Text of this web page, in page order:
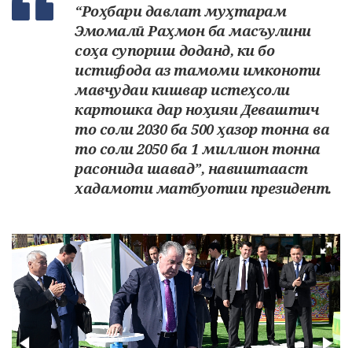
“Роҳбари давлат муҳтарам
Эмомалӣ Раҳмон ба масъулини
соҳа супориш доданд, ки бо
истифода аз тамоми имконоти
мавҷудаи кишвар истеҳсоли
картошка дар ноҳияи Деваштич
то соли 2030 ба 500 ҳазор тонна ва
то соли 2050 ба 1 миллион тонна
расонида шавад”, навиштааст
хадамоти матбуотии президент.